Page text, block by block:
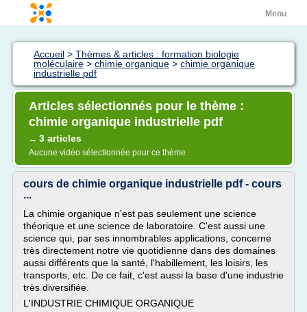
Menu
Accueil > Thèmes & articles : formation biologie
moléculaire > chimie organique > chimie organique
industrielle pdf
Articles sélectionnés pour le thème :
chimie organique industrielle pdf
→ 3 articles
Aucune vidéo sélectionnée pour ce thème
cours de chimie organique industrielle pdf - cours
...
La chimie organique n'est pas seulement une science
théorique et une science de laboratoire. C'est aussi une
science qui, par ses innombrables applications, concerne
très directement notre vie quotidienne dans des domaines
aussi différents que la santé, l'habillement, les loisirs, les
transports, etc. De ce fait, c'est aussi la base d'une industrie
très diversifiée.
L'INDUSTRIE CHIMIQUE ORGANIQUE